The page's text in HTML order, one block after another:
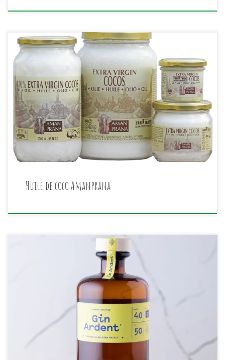
L’huile de coco Amanprana est de qualité supérieure en
raison de sa méthode de préparation unique. Pour
préparer l’huile de coco extra vierge, les noix de coco
sont décortiquées presque immédiatement après la
récolte, broyées et laissées à sécher à basse
température dans des armoires de séchage. La râpe de
[…]
Huile de coco Amanprana
Le Gin Ardent est un gin bio, produit à base d’un distillat
de grains bio et d’une douzaine de plantes et épices
(baies de genévrier, cardamome, coriandre, angélique,
écorces de citron, bergamote, cumin, poivre de Sichuan,
muscade et abricot), offrant une expérience gustative
rafraîchissante et épicée.